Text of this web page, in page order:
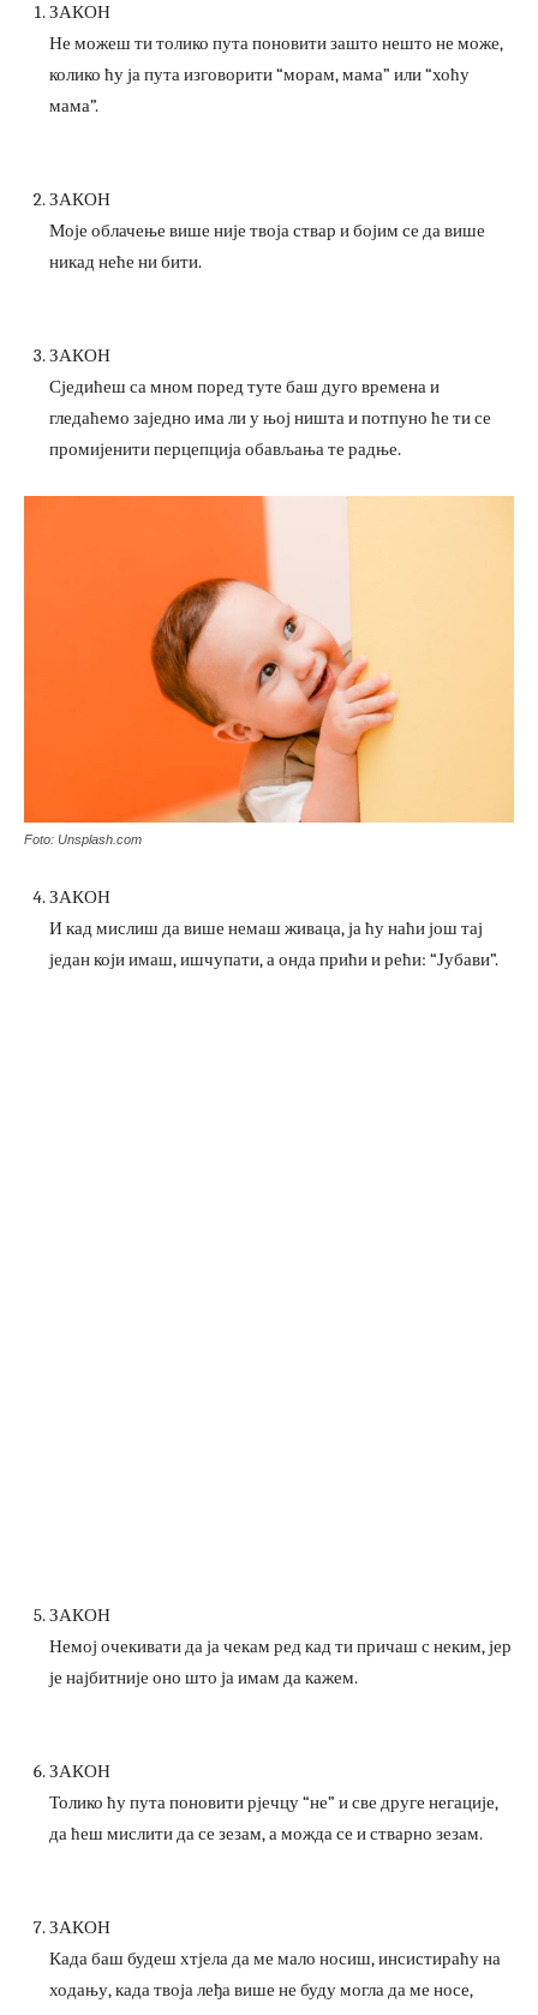
ЗАКОН
Не можеш ти толико пута поновити зашто нешто не може,
колико ћу ја пута изговорити “морам, мама” или “хоћу
мама”.
ЗАКОН
Моје облачење више није твоја ствар и бојим се да више
никад неће ни бити.
ЗАКОН
Сједићеш са мном поред туте баш дуго времена и
гледаћемо заједно има ли у њој ништа и потпуно ће ти се
промијенити перцепција обављања те радње.
Foto: Unsplash.com
ЗАКОН
И кад мислиш да више немаш живаца, ја ћу наћи још тај
један који имаш, ишчупати, а онда прићи и рећи: “Јубави”.
ЗАКОН
Немој очекивати да ја чекам ред кад ти причаш с неким, јер
је најбитније оно што ја имам да кажем.
ЗАКОН
Толико ћу пута поновити рјечцу “не” и све друге негације,
да ћеш мислити да се зезам, а можда се и стварно зезам.
ЗАКОН
Када баш будеш хтјела да ме мало носиш, инсистираћу на
ходању, када твоја леђа више не буду могла да ме носе,